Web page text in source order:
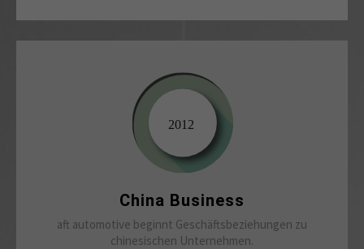
China Business
aft automotive beginnt Geschäftsbeziehungen zu
chinesischen Unternehmen.